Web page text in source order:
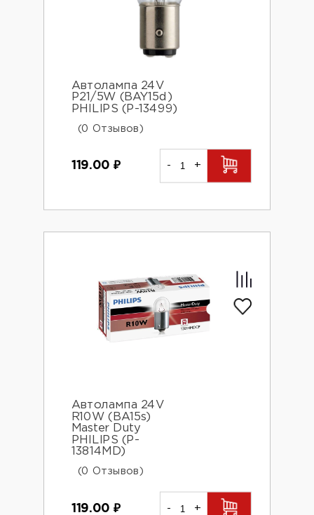
Автолампа 24V
P21/5W (BAY15d)
PHILIPS (P-13499)
(0 Отзывов)
119.00 ₽ - +
Автолампа 24V
R10W (BA15s)
Master Duty
PHILIPS (P-
13814MD)
(0 Отзывов)
119.00 ₽ - +